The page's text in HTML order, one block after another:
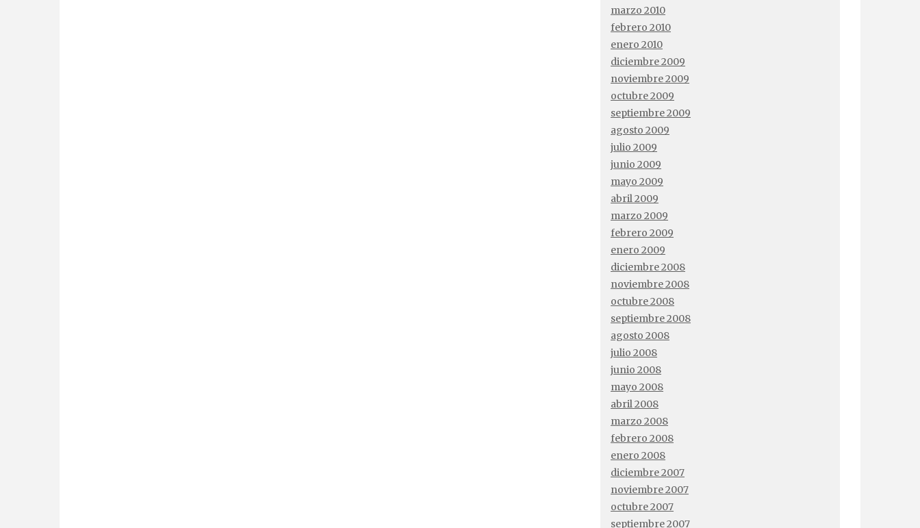
marzo 2010
febrero 2010
enero 2010
diciembre 2009
noviembre 2009
octubre 2009
septiembre 2009
agosto 2009
julio 2009
junio 2009
mayo 2009
abril 2009
marzo 2009
febrero 2009
enero 2009
diciembre 2008
noviembre 2008
octubre 2008
septiembre 2008
agosto 2008
julio 2008
junio 2008
mayo 2008
abril 2008
marzo 2008
febrero 2008
enero 2008
diciembre 2007
noviembre 2007
octubre 2007
septiembre 2007